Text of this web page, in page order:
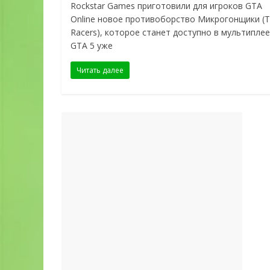
Rockstar Games приготовили для игроков GTA
Online новое противоборство Микрогонщики
Racers), которое станет доступно в
GTA 5 уже
Читать далее